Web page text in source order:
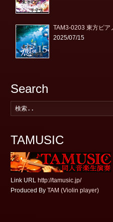
TAM3-0203 東方ピア
2025/07/15
Search
TAMUSIC
Link URL http://tamusic.jp/
Produced ByTAM (Violin player)